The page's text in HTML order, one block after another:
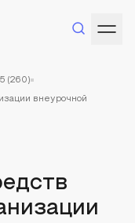
(260)
внеурочной